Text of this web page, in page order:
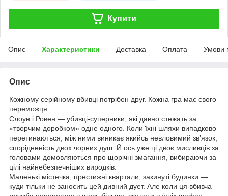
Купити
Опис Характеристики Доставка Оплата Умови
Опис
Кожному серійному вбивці потрібен друг. Кожна гра має свого
переможця…
Слоун і Ровен — убивці-суперники, які давно стежать за
«творчим доробком» одне одного. Коли їхні шляхи випадково
перетинаються, між ними виникає якийсь невловимий зв’язок,
спорідненість двох чорних душ. Й ось уже ці двоє мисливців за
головами домовляються про щорічні змагання, вибираючи за
цілі найнебезпечніших виродків.
Маленькі містечка, престижні квартали, закинуті будинки —
куди тільки не заносить цей дивний дует. Але коли ця вбивча